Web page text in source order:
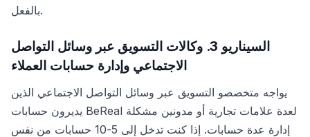
بالفعل.
السيناريو 3. وكالات التسويق عبر وسائل التواصل
الاجتماعي وإدارة حسابات العملاء
يواجه متخصصو التسويق عبر وسائل التواصل الاجتماعي الذين
يديرون حسابات BeReal لعدة علامات تجارية أو مدونين مشكلة
إدارة عدة حسابات. إذا كنت تدخل إلى 5-10 حسابات من نفس